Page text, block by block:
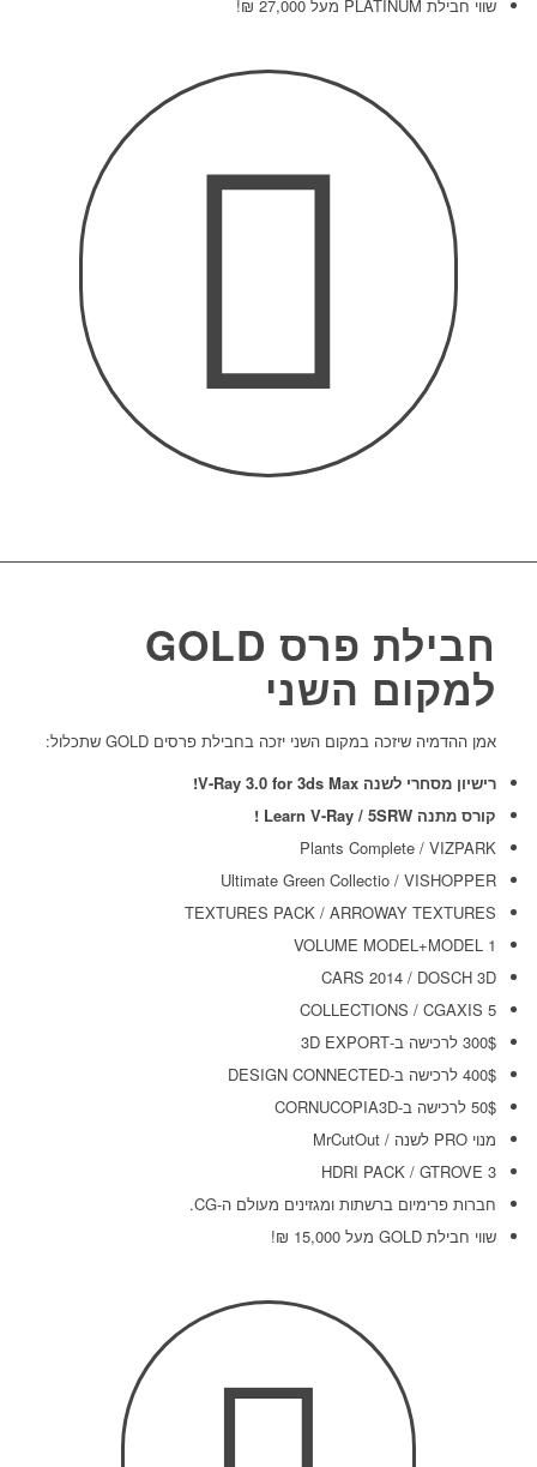
שווי חבילת PLATINUM מעל 27,000
₪
!
חבילת פרס GOLD
למקום השני
אמן ההדמיה שיזכה במקום השני יזכה בחבילת פרסים GOLD שתכלול:
רישיון מסחרי לשנה V-Ray 3.0 for 3ds Max!
קורס מתנה Learn V-Ray / 5SRW
!
Plants Complete / VIZPARK
Ultimate Green Collectio / VISHOPPER
TEXTURES PACK / ARROWAY TEXTURES
1 VOLUME MODEL+MODEL
CARS 2014 / DOSCH 3D
5 COLLECTIONS / CGAXIS
300$ לרכישה ב-3D EXPORT
400$ לרכישה ב-DESIGN CONNECTED
50$ לרכישה ב-CORNUCOPIA3D
מנוי PRO לשנה / MrCutOut
3 HDRI PACK / GTROVE
חברות פרימיום ברשתות ומגזינים מעולם ה-CG.
שווי חבילת GOLD מעל 15,000
₪
!